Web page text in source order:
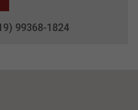
99368-1824